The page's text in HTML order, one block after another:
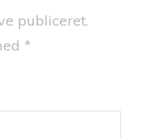
publiceret.
*